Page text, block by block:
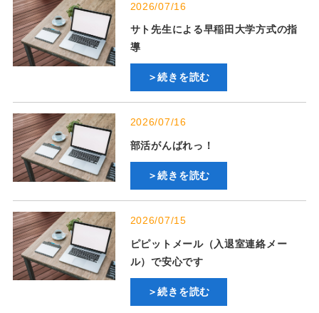
2026/07/16
サト先生による早稲田大学方式の指
導
＞続きを読む
2026/07/16
部活がんばれっ！
＞続きを読む
2026/07/15
ピピットメール（入退室連絡メー
ル）で安心です
＞続きを読む